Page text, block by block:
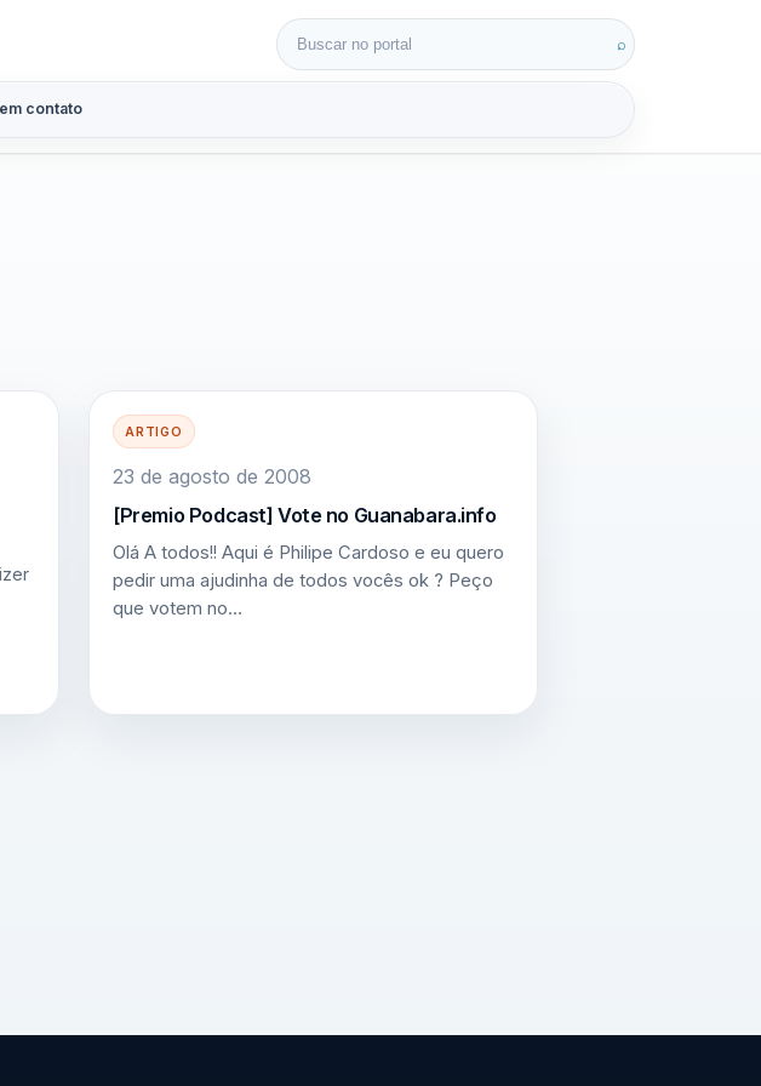
contato
Buscar por: ⌕
ARTIGO
23 de agosto de 2008
[Premio Podcast] Vote no Guanabara.info
Olá A todos!! Aqui é Philipe Cardoso e eu quero
pedir uma ajudinha de todos vocês ok ? Peço
que votem no…